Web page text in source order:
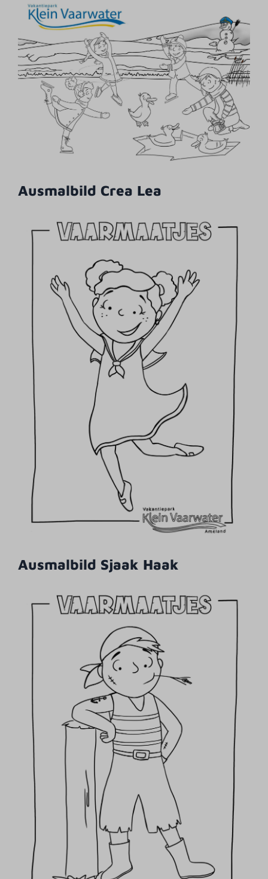
Ausmalbild Crea Lea
Ausmalbild Sjaak Haak